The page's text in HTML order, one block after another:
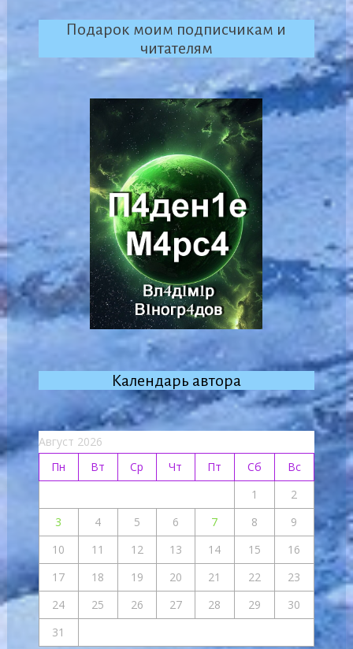
Подарок моим подписчикам и
читателям
Календарь автора
Август 2026
Пн
Вт Ср Чт Пт Сб
Вс
1
2
3
4 5 6 7 8
9
10
11 12 13 14 15
16
17
18 19 20 21 22
23
24
25 26 27 28 29
30
31